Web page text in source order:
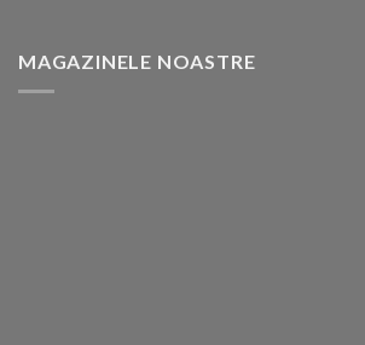
MAGAZINELE NOASTRE